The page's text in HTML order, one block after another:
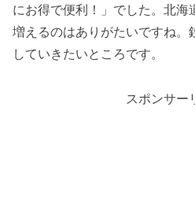
にお得で便利！」でした。北
増えるのはありがたいですね。
していきたいところです。
スポンサー